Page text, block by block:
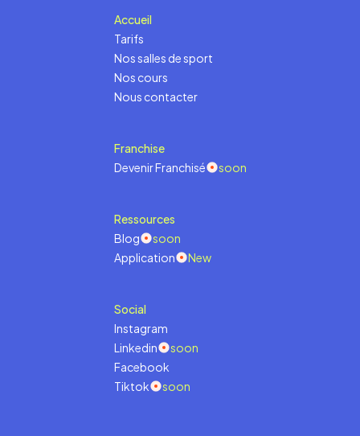
Accueil
Tarifs
Nos salles de sport
Nos cours
Nous contacter
Franchise
Devenir Franchisé
soon
Ressources
Blog
soon
Application
New
Social
Instagram
Linkedin
soon
Facebook
Tiktok
soon